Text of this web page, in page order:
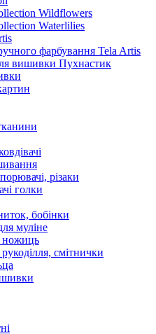
Wildflowers
Waterlilies
фарбування Tela Artis
вишивки Пухнастик
різаки
голки
бобінки
муліне
ножиць
смітнички